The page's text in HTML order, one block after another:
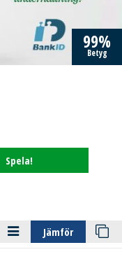
99%
Betyg
Spela!
Jämför